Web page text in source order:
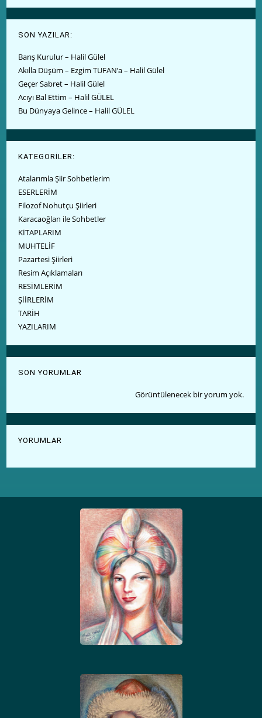
SON YAZILAR:
Barış Kurulur – Halil Gülel
Akılla Düşüm – Ezgim TUFAN’a – Halil Gülel
Geçer Sabret – Halil Gülel
Acıyı Bal Ettim – Halil GÜLEL
Bu Dünyaya Gelince – Halil GÜLEL
KATEGORİLER:
Atalarımla Şiir Sohbetlerim
ESERLERİM
Filozof Nohutçu Şiirleri
Karacaoğlan ile Sohbetler
KİTAPLARIM
MUHTELİF
Pazartesi Şiirleri
Resim Açıklamaları
RESİMLERİM
ŞİİRLERİM
TARİH
YAZILARIM
SON YORUMLAR
Görüntülenecek bir yorum yok.
YORUMLAR